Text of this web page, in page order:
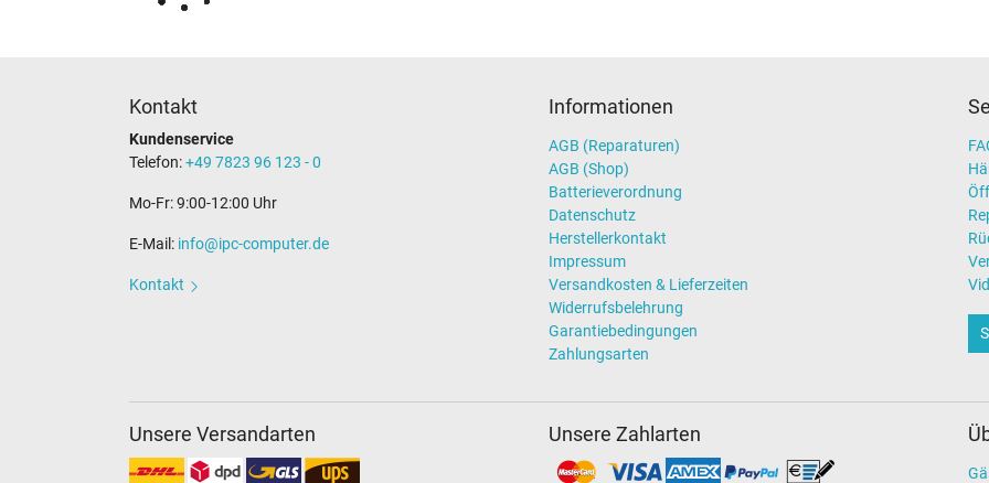
Kontakt
Kundenservice
Telefon:+49 7823 96 123 - 0
Mo-Fr: 9:00-12:00 Uhr
E-Mail: info@ipc-computer.de
Kontakt
Informationen
AGB (Reparaturen)
AGB (Shop)
Batterieverordnung
Datenschutz
Herstellerkontakt
Impressum
Versandkosten & Lieferzeiten
Widerrufsbelehrung
Garantiebedingungen
Zahlungsarten
Unsere Versandarten Unsere Zahlarten